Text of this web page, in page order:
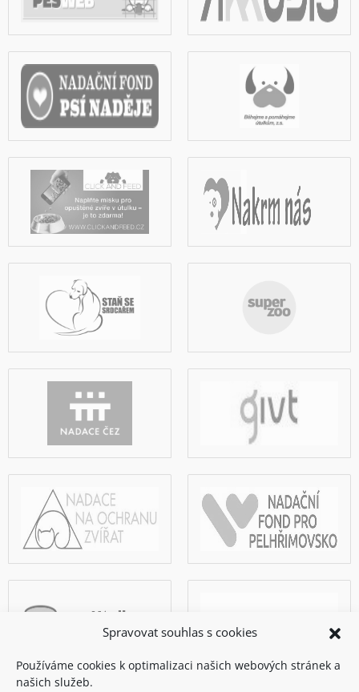
Spravovat souhlas s cookies
Používáme cookies k optimalizaci našich webových stránek a
našich služeb.